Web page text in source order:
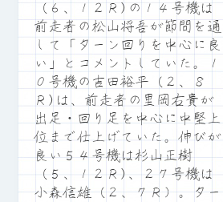
（６、１２Ｒ)の１４号機は
前走者の松山将吾が節間を通
して「ターン回りを中心に良
い」とコメントしていた。１
０号機の吉田裕平（２、８
Ｒ)は、前走者の里岡右貴が
出足・回り足を中心に中堅上
位まで仕上げていた。伸びが
良い５４号機は杉山正樹
（５、１２Ｒ)、２７号機は
小森信雄（２、７Ｒ）。ター